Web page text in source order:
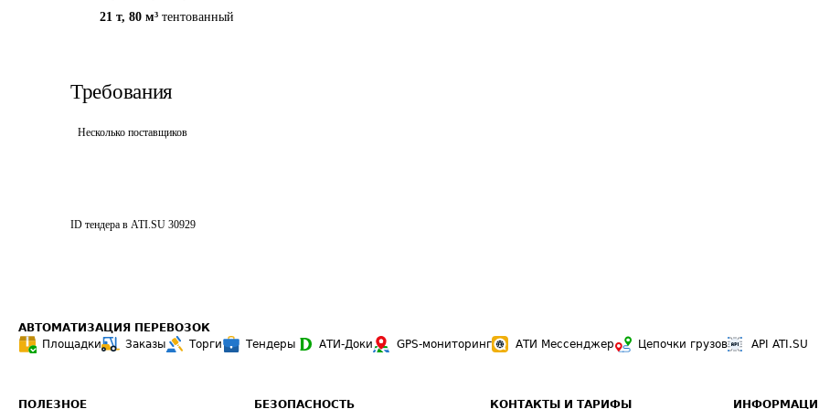
21 т, 80 м³ тентованный
Требования
Несколько поставщиков
ID тендера в ATI.SU 30929
АВТОМАТИЗАЦИЯ ПЕРЕВОЗОК
Площадки
Заказы Торги Тендеры АТИ-Доки GPS-мониторинг АТИ Мессенджер Цепочки грузов API ATI.SU
ПОЛЕЗНОЕ БЕЗОПАСНОСТЬ КОНТАКТЫ И ТАРИФЫ